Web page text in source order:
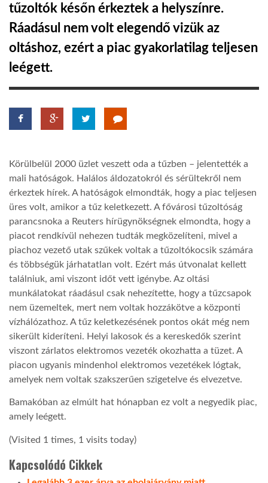
AFRIKA TUDÁSTÁR
A NAP SZÉPE
GLOBOZSARU
LATIMO.HU
GLOBOBOOK
tűzoltók későn érkeztek a helyszínre.
Ráadásul nem volt elegendő vizük az
oltáshoz, ezért a piac gyakorlatilag teljesen
leégett.
Körülbelül 2000 üzlet veszett oda a tűzben – jelentették a
mali hatóságok. Halálos áldozatokról és sérültekről nem
érkeztek hírek. A hatóságok elmondták, hogy a piac teljesen
üres volt, amikor a tűz keletkezett. A fővárosi tűzoltóság
parancsnoka a Reuters hírügynökségnek elmondta, hogy a
piacot rendkívül nehezen tudták megközelíteni, mivel a
piachoz vezető utak szűkek voltak a tűzoltókocsik számára
és többségük járhatatlan volt. Ezért más útvonalat kellett
találniuk, ami viszont időt vett igénybe. Az oltási
munkálatokat ráadásul csak nehezítette, hogy a tűzcsapok
nem üzemeltek, mert nem voltak hozzákötve a központi
vízhálózathoz. A tűz keletkezésének pontos okát még nem
sikerült kideríteni. Helyi lakosok és a kereskedők szerint
viszont zárlatos elektromos vezeték okozhatta a tüzet. A
piacon ugyanis mindenhol elektromos vezetékek lógtak,
amelyek nem voltak szakszerűen szigetelve és elvezetve.
Bamakóban az elmúlt hat hónapban ez volt a negyedik piac,
amely leégett.
(Visited 1 times, 1 visits today)
Kapcsolódó Cikkek